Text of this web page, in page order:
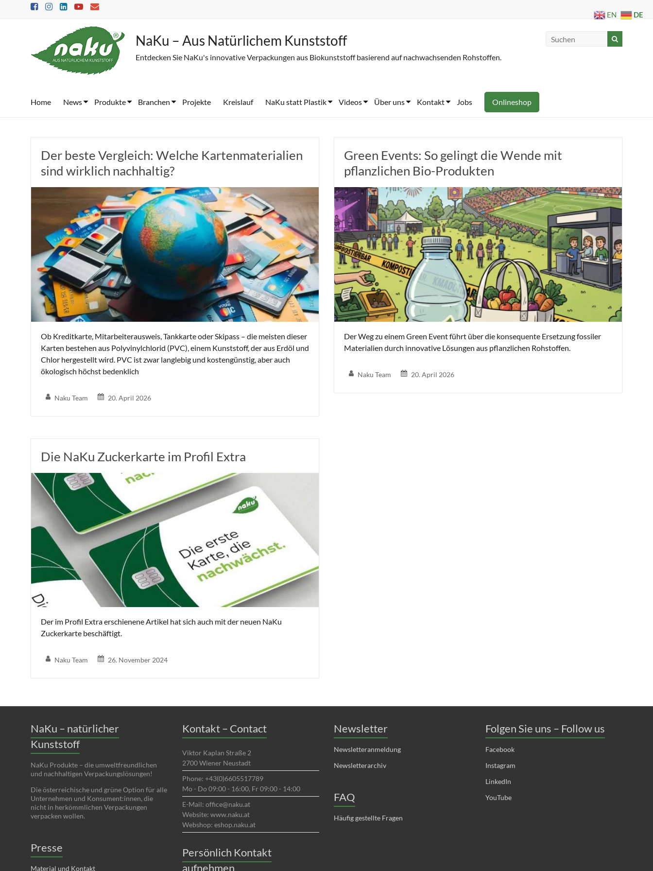
NaKu – Aus Natürlichem Kunststoff
Entdecken Sie NaKu's innovative Verpackungen aus Biokunststoff basierend auf nachwachsenden Rohstoffen.
Home News Produkte Branchen Projekte Kreislauf NaKu statt Plastik Videos Über uns Kontakt Jobs Onlineshop
Der beste Vergleich: Welche Kartenmaterialien
sind wirklich nachhaltig?
Ob Kreditkarte, Mitarbeiterausweis, Tankkarte oder Skipass – die meisten dieser
Karten bestehen aus Polyvinylchlorid (PVC), einem Kunststoff, der aus Erdöl und
Chlor hergestellt wird. PVC ist zwar langlebig und kostengünstig, aber auch
ökologisch höchst bedenklich
Naku Team 20. April 2026
Green Events: So gelingt die Wende mit
pflanzlichen Bio-Produkten
Der Weg zu einem Green Event führt über die konsequente Ersetzung fossiler
Materialien durch innovative Lösungen aus pflanzlichen Rohstoffen.
Naku Team 20. April 2026
Die NaKu Zuckerkarte im Profil Extra
Der im Profil Extra erschienene Artikel hat sich auch mit der neuen NaKu
Zuckerkarte beschäftigt.
Naku Team 26. November 2024
NaKu – natürlicher
Kunststoff
NaKu Produkte – die umweltfreundlichen
und nachhaltigen Verpackungslösungen!
Die österreichische und grüne Option für alle
Unternehmen und Konsument:innen, die
nicht in herkömmlichen Verpackungen
verpacken wollen.
Presse
Material und Kontakt
Kontakt – Contact
Viktor Kaplan Straße 2
2700 Wiener Neustadt
Phone: +43(0)6605517789
Mo - Do 09:00 - 16:00, Fr 09:00 - 14:00
E-Mail: office@naku.at
Website: www.naku.at
Webshop: eshop.naku.at
Persönlich Kontakt
aufnehmen
Newsletter
Newsletteranmeldung
Newsletterarchiv
FAQ
Häufig gestellte Fragen
Folgen Sie uns – Follow us
Facebook
Instagram
LinkedIn
YouTube
EN DE